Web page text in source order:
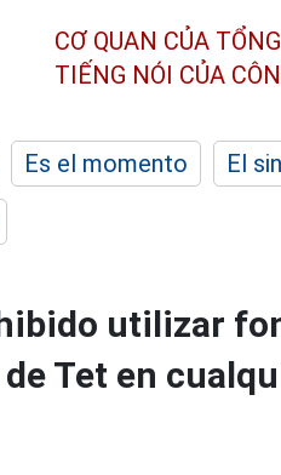
CƠ QUAN CỦA
TIẾNG NÓI CỦA
Es el momento El
utilizar
Tet en